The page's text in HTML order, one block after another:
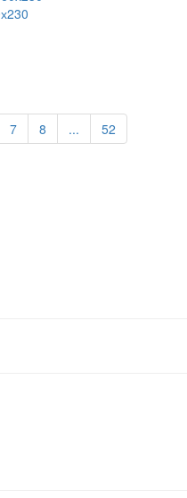
7 8 ... 52